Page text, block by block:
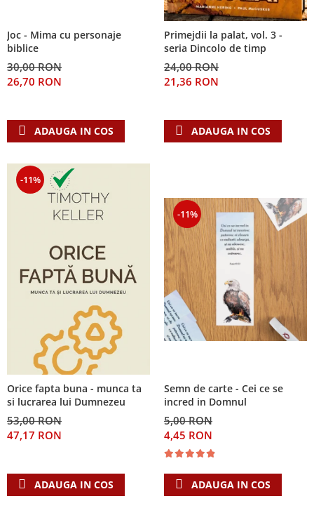
Joc - Mima cu personaje
biblice
30,00 RON
26,70 RON
ADAUGA IN COS
Primejdii la palat, vol. 3 -
seria Dincolo de timp
24,00 RON
21,36 RON
ADAUGA IN COS
-11%
Orice fapta buna - munca ta
si lucrarea lui Dumnezeu
53,00 RON
47,17 RON
ADAUGA IN COS
-11%
Semn de carte - Cei ce se
incred in Domnul
5,00 RON
4,45 RON
ADAUGA IN COS